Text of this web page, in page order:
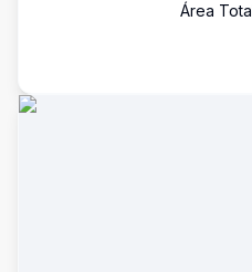
Área